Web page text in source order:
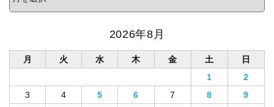
2026年8月
月 火 水 木 金 土
日
1
2
3
4 5 6 7 8
9